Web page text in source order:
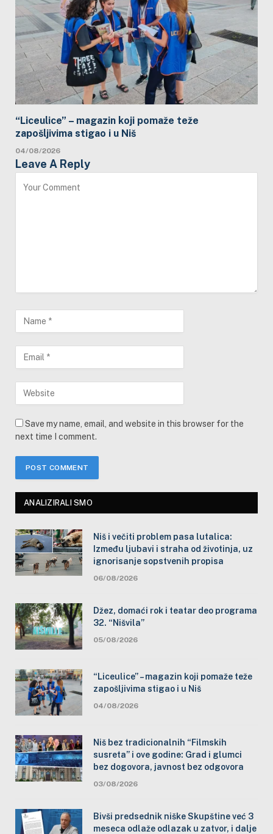
“Liceulice” – magazin koji pomaže teže
zapošljivima stigao i u Niš
04/08/2026
Leave A Reply
Save my name, email, and website in this browser for the
next time I comment.
ANALIZIRALI SMO
Niš i večiti problem pasa lutalica:
Između ljubavi i straha od životinja, uz
ignorisanje sopstvenih propisa
06/08/2026
Džez, domaći rok i teatar deo programa
32. “Nišvila”
05/08/2026
“Liceulice” – magazin koji pomaže teže
zapošljivima stigao i u Niš
04/08/2026
Niš bez tradicionalnih “Filmskih
susreta” i ove godine: Grad i glumci
bez dogovora, javnost bez odgovora
03/08/2026
Bivši predsednik niške Skupštine već 3
meseca odlaže odlazak u zatvor, i dalje